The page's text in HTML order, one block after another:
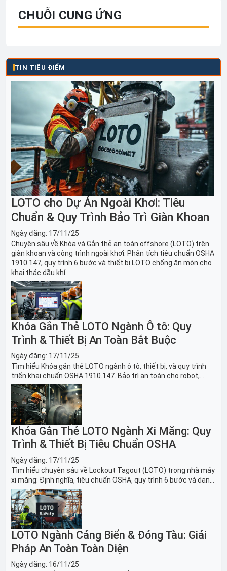
CHUỖI CUNG ỨNG
TIN TIÊU ĐIỂM
LOTO cho Dự Án Ngoài Khơi: Tiêu
Chuẩn & Quy Trình Bảo Trì Giàn Khoan
Ngày đăng: 17/11/25
Chuyên sâu về Khóa và Gắn thẻ an toàn offshore (LOTO) trên
giàn khoan và công trình ngoài khơi. Phân tích tiêu chuẩn OSHA
1910.147, quy trình 6 bước và thiết bị LOTO chống ăn mòn cho
khai thác dầu khí.
Khóa Gắn Thẻ LOTO Ngành Ô tô: Quy
Trình & Thiết Bị An Toàn Bắt Buộc
Ngày đăng: 17/11/25
Tìm hiểu Khóa gắn thẻ LOTO ngành ô tô, thiết bị, và quy trình
triển khai chuẩn OSHA 1910.147. Bảo trì an toàn cho robot,
băng tải sản xuất ô tô và dây chuyền lắp ráp xe hơi.
Khóa Gắn Thẻ LOTO Ngành Xi Măng: Quy
Trình & Thiết Bị Tiêu Chuẩn OSHA
Ngày đăng: 17/11/25
Tìm hiểu chuyên sâu về Lockout Tagout (LOTO) trong nhà máy
xi măng: Định nghĩa, tiêu chuẩn OSHA, quy trình 6 bước và danh
sách thiết bị LOTO thiết yếu. Giải pháp bảo trì lò nung, máy
nghiền an toàn.
LOTO Ngành Cảng Biển & Đóng Tàu: Giải
Pháp An Toàn Toàn Diện
Ngày đăng: 16/11/25